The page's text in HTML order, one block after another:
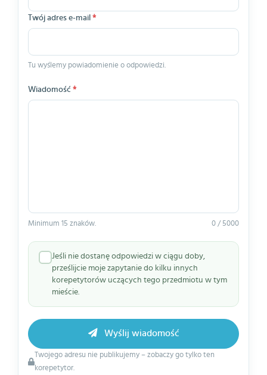
Twój adres e-mail *
Tu wyślemy powiadomienie o odpowiedzi.
Wiadomość *
Minimum 15 znaków. 0 / 5000
Jeśli nie dostanę odpowiedzi w ciągu doby,
prześlijcie moje zapytanie do kilku innych
korepetytorów uczących tego przedmiotu w tym
mieście.
Twojego adresu nie publikujemy – zobaczy go tylko ten
korepetytor.
Wyślij wiadomość